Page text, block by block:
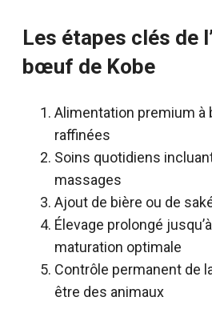
Les étapes clés de
bœuf de Kobe
Alimentation premium à
raffinées
Soins quotidiens
massages
Ajout de bière ou de
Élevage prolongé
maturation optimale
Contrôle permanent de
être des animaux